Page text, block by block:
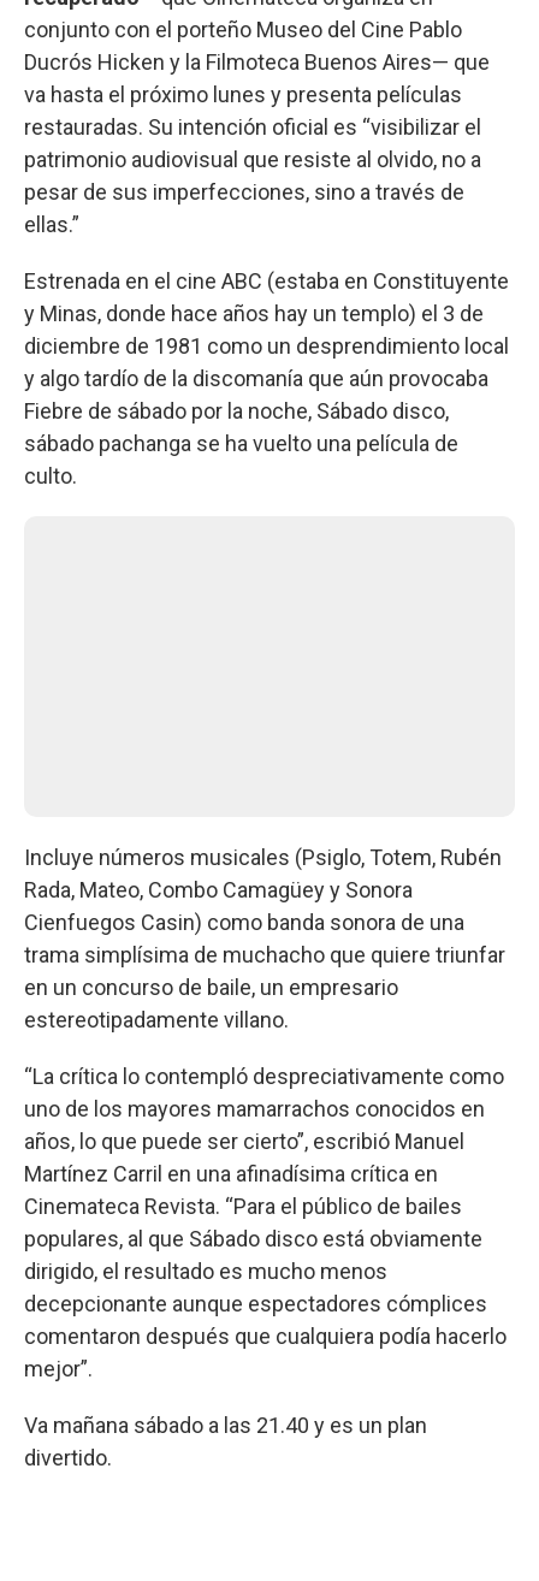
conjunto con el porteño Museo del Cine Pablo
Ducrós Hicken y la Filmoteca Buenos Aires— que
va hasta el próximo lunes y presenta películas
restauradas. Su intención oficial es “visibilizar el
patrimonio audiovisual que resiste al olvido, no a
pesar de sus imperfecciones, sino a través de
ellas.”
Estrenada en el cine ABC (estaba en Constituyente
y Minas, donde hace años hay un templo) el 3 de
diciembre de 1981 como un desprendimiento local
y algo tardío de la discomanía que aún provocaba
Fiebre de sábado por la noche, Sábado disco,
sábado pachanga se ha vuelto una película de
culto.
Incluye números musicales (Psiglo, Totem, Rubén
Rada, Mateo, Combo Camagüey y Sonora
Cienfuegos Casin) como banda sonora de una
trama simplísima de muchacho que quiere triunfar
en un concurso de baile, un empresario
estereotipadamente villano.
“La crítica lo contempló despreciativamente como
uno de los mayores mamarrachos conocidos en
años, lo que puede ser cierto”, escribió Manuel
Martínez Carril en una afinadísima crítica en
Cinemateca Revista. “Para el público de bailes
populares, al que Sábado disco está obviamente
dirigido, el resultado es mucho menos
decepcionante aunque espectadores cómplices
comentaron después que cualquiera podía hacerlo
mejor”.
Va mañana sábado a las 21.40 y es un plan
divertido.